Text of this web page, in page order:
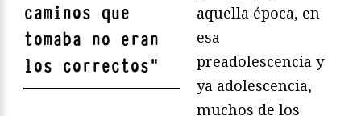
caminos que
tomaba no eran
los correctos"
aquella época, en
esa
preadolescencia y
ya adolescencia,
muchos de los